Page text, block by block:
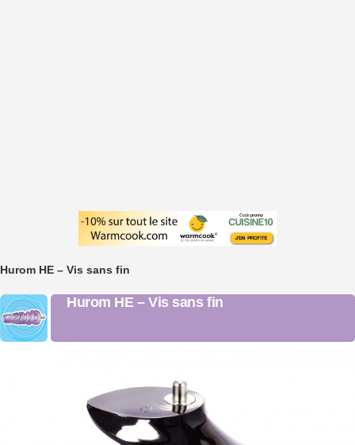
Hurom HE – Vis sans fin
Hurom HE – Vis sans fin